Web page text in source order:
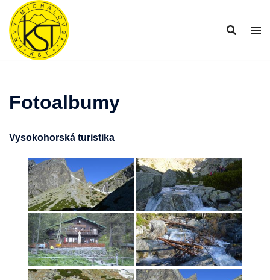
Preskočiť
obsah
Fotoalbumy
Vysokohorská turistika